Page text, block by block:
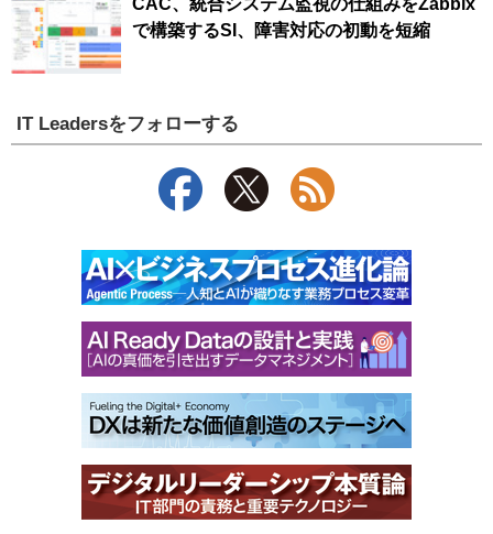
CAC、統合システム監視の仕組みをZabbix
で構築するSI、障害対応の初動を短縮
IT Leadersをフォローする